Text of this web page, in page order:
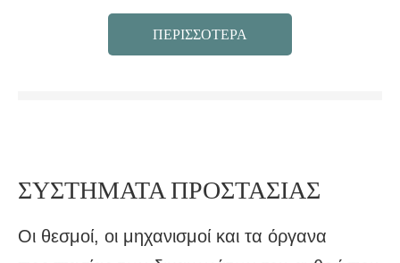
ΠΕΡΙΣΣΟΤΕΡΑ
ΣΥΣΤΗΜΑΤΑ ΠΡΟΣΤΑΣΙΑΣ
Οι θεσμοί, οι μηχανισμοί και τα όργανα